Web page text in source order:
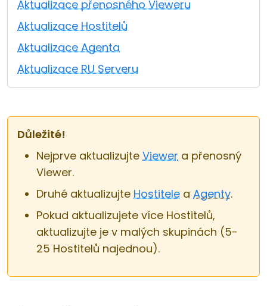
Aktualizace přenosného Vieweru
Aktualizace Hostitelů
Aktualizace Agenta
Aktualizace RU Serveru
Důležité!
Nejprve aktualizujte Viewer a přenosný
Viewer.
Druhé aktualizujte Hostitele a Agenty.
Pokud aktualizujete více Hostitelů,
aktualizujte je v malých skupinách (5-
25 Hostitelů najednou).
Cloud a on-premise